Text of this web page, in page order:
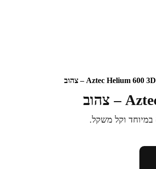
במיוחד וקל משקל.